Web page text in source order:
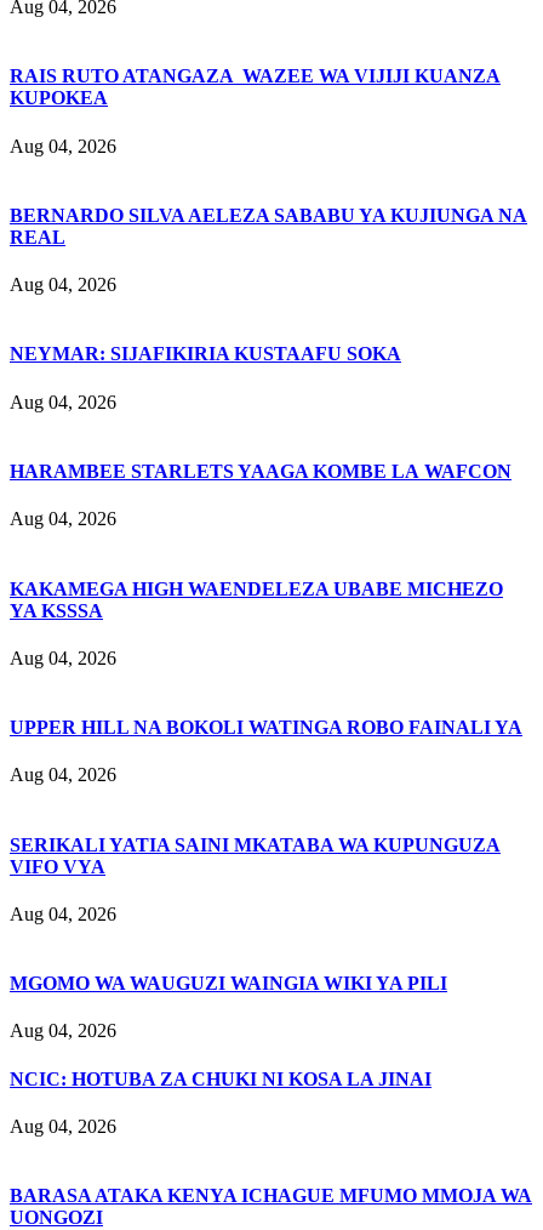
Aug 04, 2026
RAIS RUTO ATANGAZA WAZEE WA VIJIJI KUANZA
KUPOKEA
Aug 04, 2026
BERNARDO SILVA AELEZA SABABU YA KUJIUNGA NA
REAL
Aug 04, 2026
NEYMAR: SIJAFIKIRIA KUSTAAFU SOKA
Aug 04, 2026
HARAMBEE STARLETS YAAGA KOMBE LA WAFCON
Aug 04, 2026
KAKAMEGA HIGH WAENDELEZA UBABE MICHEZO
YA KSSSA
Aug 04, 2026
UPPER HILL NA BOKOLI WATINGA ROBO FAINALI YA
Aug 04, 2026
SERIKALI YATIA SAINI MKATABA WA KUPUNGUZA
VIFO VYA
Aug 04, 2026
MGOMO WA WAUGUZI WAINGIA WIKI YA PILI
Aug 04, 2026
NCIC: HOTUBA ZA CHUKI NI KOSA LA JINAI
Aug 04, 2026
BARASA ATAKA KENYA ICHAGUE MFUMO MMOJA WA
UONGOZI